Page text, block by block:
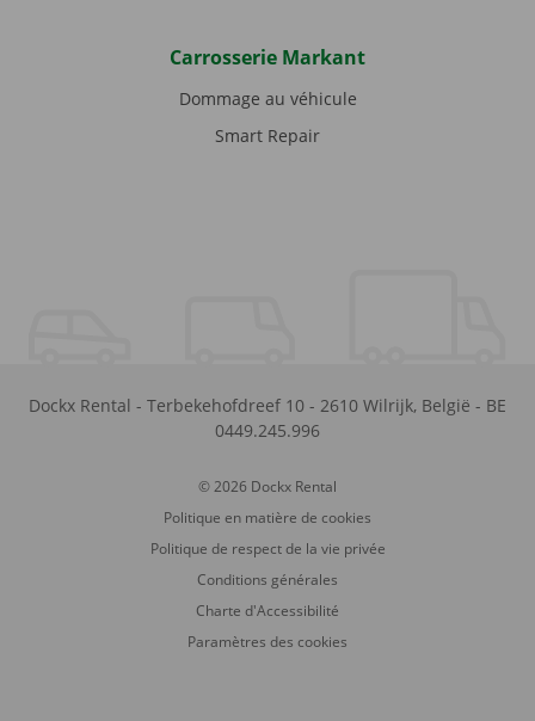
Carrosserie Markant
Dommage au véhicule
Smart Repair
Dockx Rental - Terbekehofdreef 10 - 2610 Wilrijk, België - BE
0449.245.996
© 2026 Dockx Rental
Politique en matière de cookies
Politique de respect de la vie privée
Conditions générales
Charte d'Accessibilité
Paramètres des cookies